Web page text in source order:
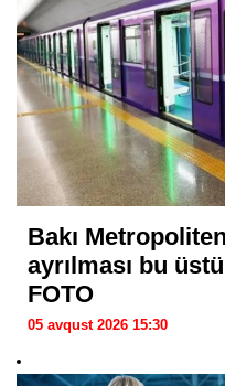
Bakı
ayrılması bu
FOTO
05 avqust 2026 15:30